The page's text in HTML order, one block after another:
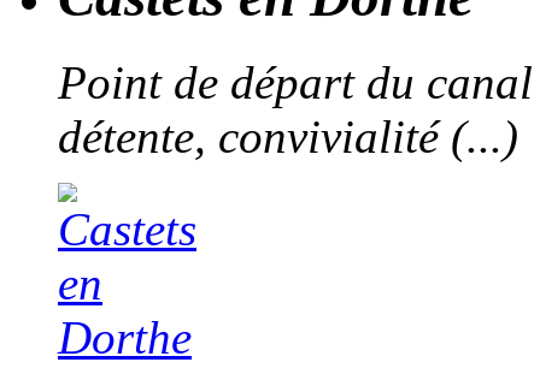
Point de départ du
détente, convivialité (...)